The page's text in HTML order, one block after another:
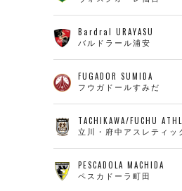
Bardral URAYASU
バルドラール浦安
FUGADOR SUMIDA
フウガドールすみだ
TACHIKAWA/FUCHU
立川・府中アスレティッ
PESCADOLA MACHIDA
ペスカドーラ町田